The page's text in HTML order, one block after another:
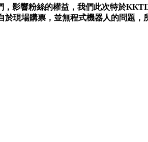
影響粉絲的權益，我們此次特於
現場購票，並無程式機器人的問題，